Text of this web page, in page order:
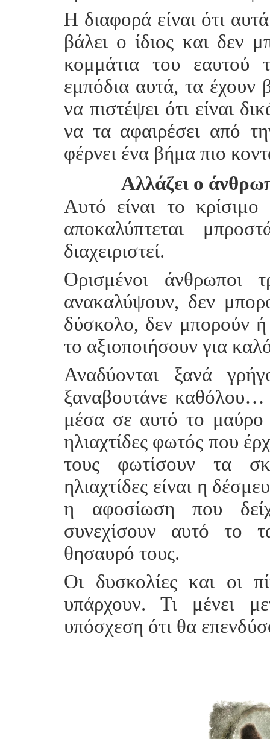
Η διαφορά είναι ότι
βάλει ο ίδιος και δεν
κομμάτια του εαυτού
εμπόδια αυτά, τα έχουν
να πιστέψει ότι είναι
να τα αφαιρέσει από
φέρνει ένα βήμα πιο
Αλλάζει ο
Αυτό είναι το
αποκαλύπτεται
διαχειριστεί.
Ορισμένοι
ανακαλύψουν, δεν
δύσκολο, δεν μπορούν
το αξιοποιήσουν για
Αναδύονται ξανά
ξαναβουτάνε
μέσα σε αυτό το μαύρο
ηλιαχτίδες φωτός που
τους φωτίσουν τα
ηλιαχτίδες είναι η
η αφοσίωση που
συνεχίσουν αυτό το
θησαυρό τους.
Οι δυσκολίες και οι
υπάρχουν. Τι μένει
υπόσχεση ότι θα